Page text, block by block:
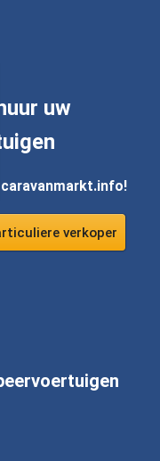
uw
verkoper